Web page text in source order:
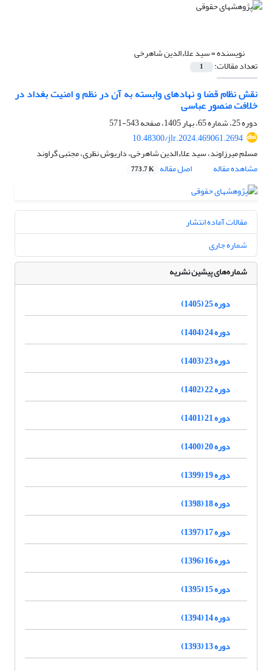
نویسنده =سید علاءالدین شاهرخی
تعداد مقالات: 1
نقش نظام قضا و نهادهای وابسته به آن در نظم و امنیت بغداد در
خلافت منصور عباسی
دوره 25، شماره 65، بهار 1405، صفحه
543-571
10.48300/jlr.2024.469061.2694
مسلم میرزاوند، سید علاءالدین شاهرخی، داریوش نظری، مجتبی گراوند
مشاهده مقاله
اصل مقاله 773.7 K
مقالات آماده انتشار
شماره جاری
شماره‌های پیشین نشریه
دوره 25 (1405)
دوره 24 (1404)
دوره 23 (1403)
دوره 22 (1402)
دوره 21 (1401)
دوره 20 (1400)
دوره 19 (1399)
دوره 18 (1398)
دوره 17 (1397)
دوره 16 (1396)
دوره 15 (1395)
دوره 14 (1394)
دوره 13 (1393)